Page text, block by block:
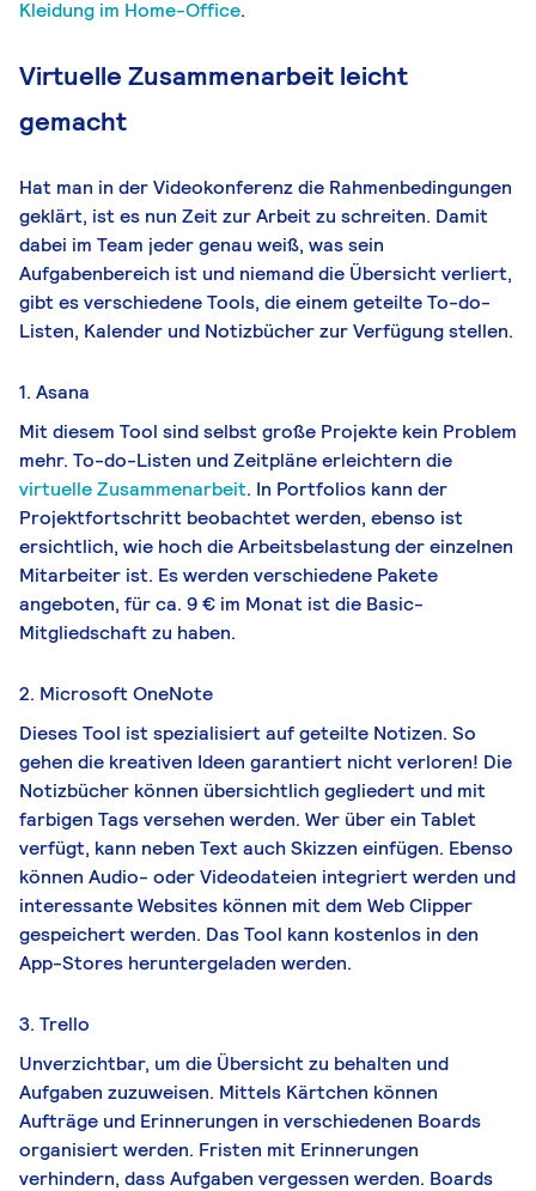
Kleidung im Home-Office.
Virtuelle Zusammenarbeit leicht
gemacht
Hat man in der Videokonferenz die Rahmenbedingungen
geklärt, ist es nun Zeit zur Arbeit zu schreiten. Damit
dabei im Team jeder genau weiß, was sein
Aufgabenbereich ist und niemand die Übersicht verliert,
gibt es verschiedene Tools, die einem geteilte To-do-
Listen, Kalender und Notizbücher zur Verfügung stellen.
1. Asana
Mit diesem Tool sind selbst große Projekte kein Problem
mehr. To-do-Listen und Zeitpläne erleichtern die
virtuelle Zusammenarbeit. In Portfolios kann der
Projektfortschritt beobachtet werden, ebenso ist
ersichtlich, wie hoch die Arbeitsbelastung der einzelnen
Mitarbeiter ist. Es werden verschiedene Pakete
angeboten, für ca. 9 € im Monat ist die Basic-
Mitgliedschaft zu haben.
2. Microsoft OneNote
Dieses Tool ist spezialisiert auf geteilte Notizen. So
gehen die kreativen Ideen garantiert nicht verloren! Die
Notizbücher können übersichtlich gegliedert und mit
farbigen Tags versehen werden. Wer über ein Tablet
verfügt, kann neben Text auch Skizzen einfügen. Ebenso
können Audio- oder Videodateien integriert werden und
interessante Websites können mit dem Web Clipper
gespeichert werden. Das Tool kann kostenlos in den
App-Stores heruntergeladen werden.
3. Trello
Unverzichtbar, um die Übersicht zu behalten und
Aufgaben zuzuweisen. Mittels Kärtchen können
Aufträge und Erinnerungen in verschiedenen Boards
organisiert werden. Fristen mit Erinnerungen
verhindern, dass Aufgaben vergessen werden. Boards